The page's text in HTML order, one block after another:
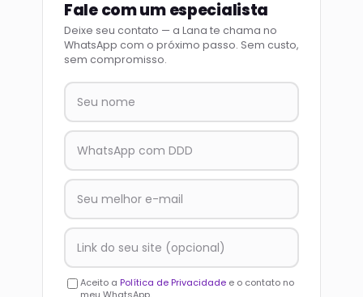
Fale com um especialista
Deixe seu contato — a Lana te chama no
WhatsApp com o próximo passo. Sem custo,
sem compromisso.
Aceito a Política de Privacidade e o contato no